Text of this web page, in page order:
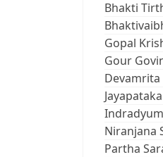
Bhakti
Gopal
Gour
Devamrita
Niranjana
Partha